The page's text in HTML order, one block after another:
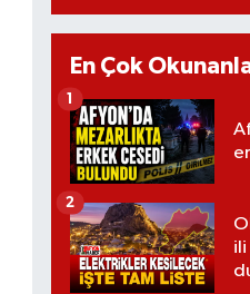
En Çok
1
2